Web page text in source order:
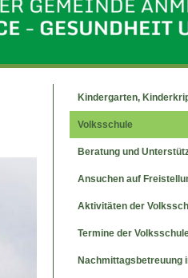
Kindergarten,
Volksschule
Beratung und
Ansuchen auf
Aktivitäten der
Termine der
Nachmittagsbetreuung